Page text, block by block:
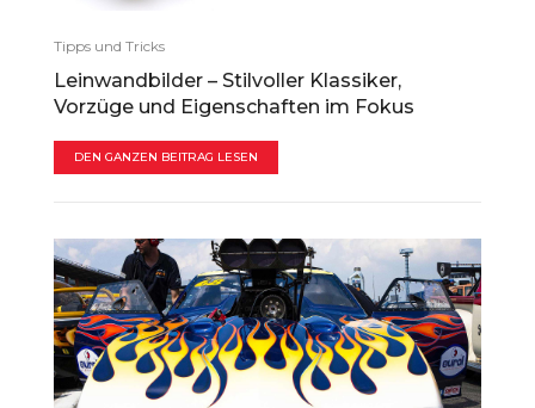
Tipps und Tricks
Leinwandbilder – Stilvoller Klassiker,
Vorzüge und Eigenschaften im Fokus
DEN GANZEN BEITRAG LESEN